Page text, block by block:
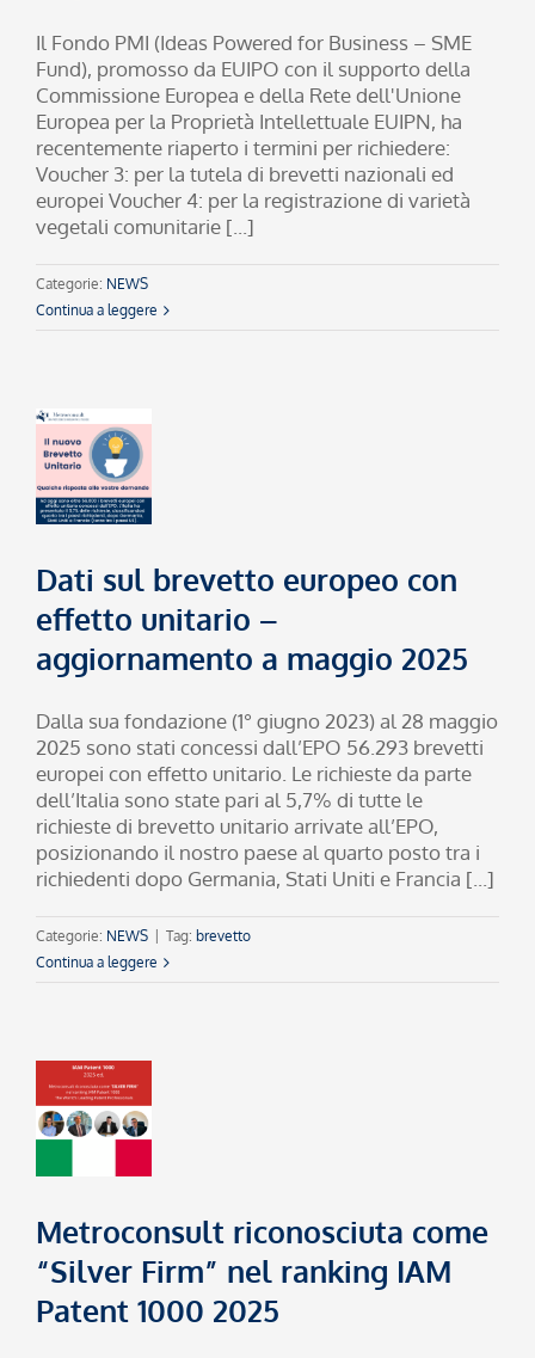
Il Fondo PMI (Ideas Powered for Business – SME
Fund), promosso da EUIPO con il supporto della
Commissione Europea e della Rete dell'Unione
Europea per la Proprietà Intellettuale EUIPN, ha
recentemente riaperto i termini per richiedere:
Voucher 3: per la tutela di brevetti nazionali ed
europei Voucher 4: per la registrazione di varietà
vegetali comunitarie [...]
Categorie: NEWS
Continua a leggere
Dati sul brevetto europeo con
effetto unitario –
aggiornamento a maggio 2025
Dalla sua fondazione (1° giugno 2023) al 28 maggio
2025 sono stati concessi dall’EPO 56.293 brevetti
europei con effetto unitario. Le richieste da parte
dell’Italia sono state pari al 5,7% di tutte le
richieste di brevetto unitario arrivate all’EPO,
posizionando il nostro paese al quarto posto tra i
richiedenti dopo Germania, Stati Uniti e Francia [...]
Categorie: NEWS Tag: brevetto
Continua a leggere
Metroconsult riconosciuta come
“Silver Firm” nel ranking IAM
Patent 1000 2025